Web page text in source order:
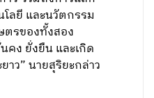
โลยี และนวัตกรรม
ตรของทั้งสอง
คง ยั่งยืน และเกิด
าว” นายสุริยะกล่าว